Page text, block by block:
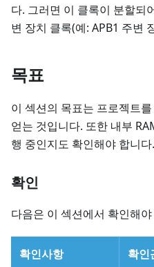
다. 그러면 이 클록이 분할되
변 장치 클록(예: APB1 주변
목표
이 섹션의 목표는 프로젝트
얻는 것입니다. 또한 내부
행 중인지도 확인해야 합니다.
확인
다음은 이 섹션에서 확인해
확인사항 확인